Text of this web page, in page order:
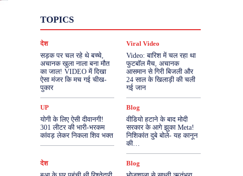
TOPICS
दुनिया
मनोरंजन
राजनीति वास्तु शास्त्र
More
देश
सड़क पर चल रहे थे बच्चे,
अचानक खुला नाला बना मौत
का जाल! VIDEO में दिखा
ऐसा मंजर कि मच गई चीख-
पुकार
Viral Video
Video: बारिश में चल रहा था
फुटबॉल मैच, अचानक
आसमान से गिरी बिजली और
24 साल के खिलाड़ी की चली
गई जान
UP
योगी के लिए ऐसी दीवानगी!
301 लीटर की भारी-भरकम
कांवड़ लेकर निकला शिव भक्त
Blog
वीडियो हटाने के बाद मोदी
सरकार के आगे झुका Meta!
निशिकांत दुबे बोले- यह कानून
की…
देश
Blog